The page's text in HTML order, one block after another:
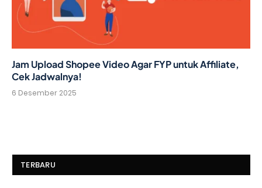
Jam Upload Shopee Video Agar FYP untuk Affiliate,
Cek Jadwalnya!
6 Desember 2025
TERBARU